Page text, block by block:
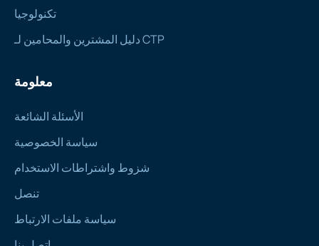
تكنولوجيا
دليل المشترين والمحامين لـ CTP
معلومة
الأسئلة الشائعة
سياسة الخصوصية
شزوط واشتراطات الاستخدام
تنصل
سياسة ملفات الارتباط